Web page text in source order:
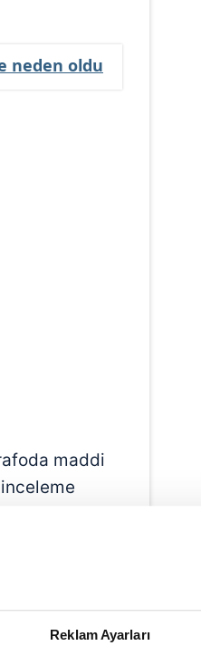
Reklam Ayarları
neden oldu
maddi